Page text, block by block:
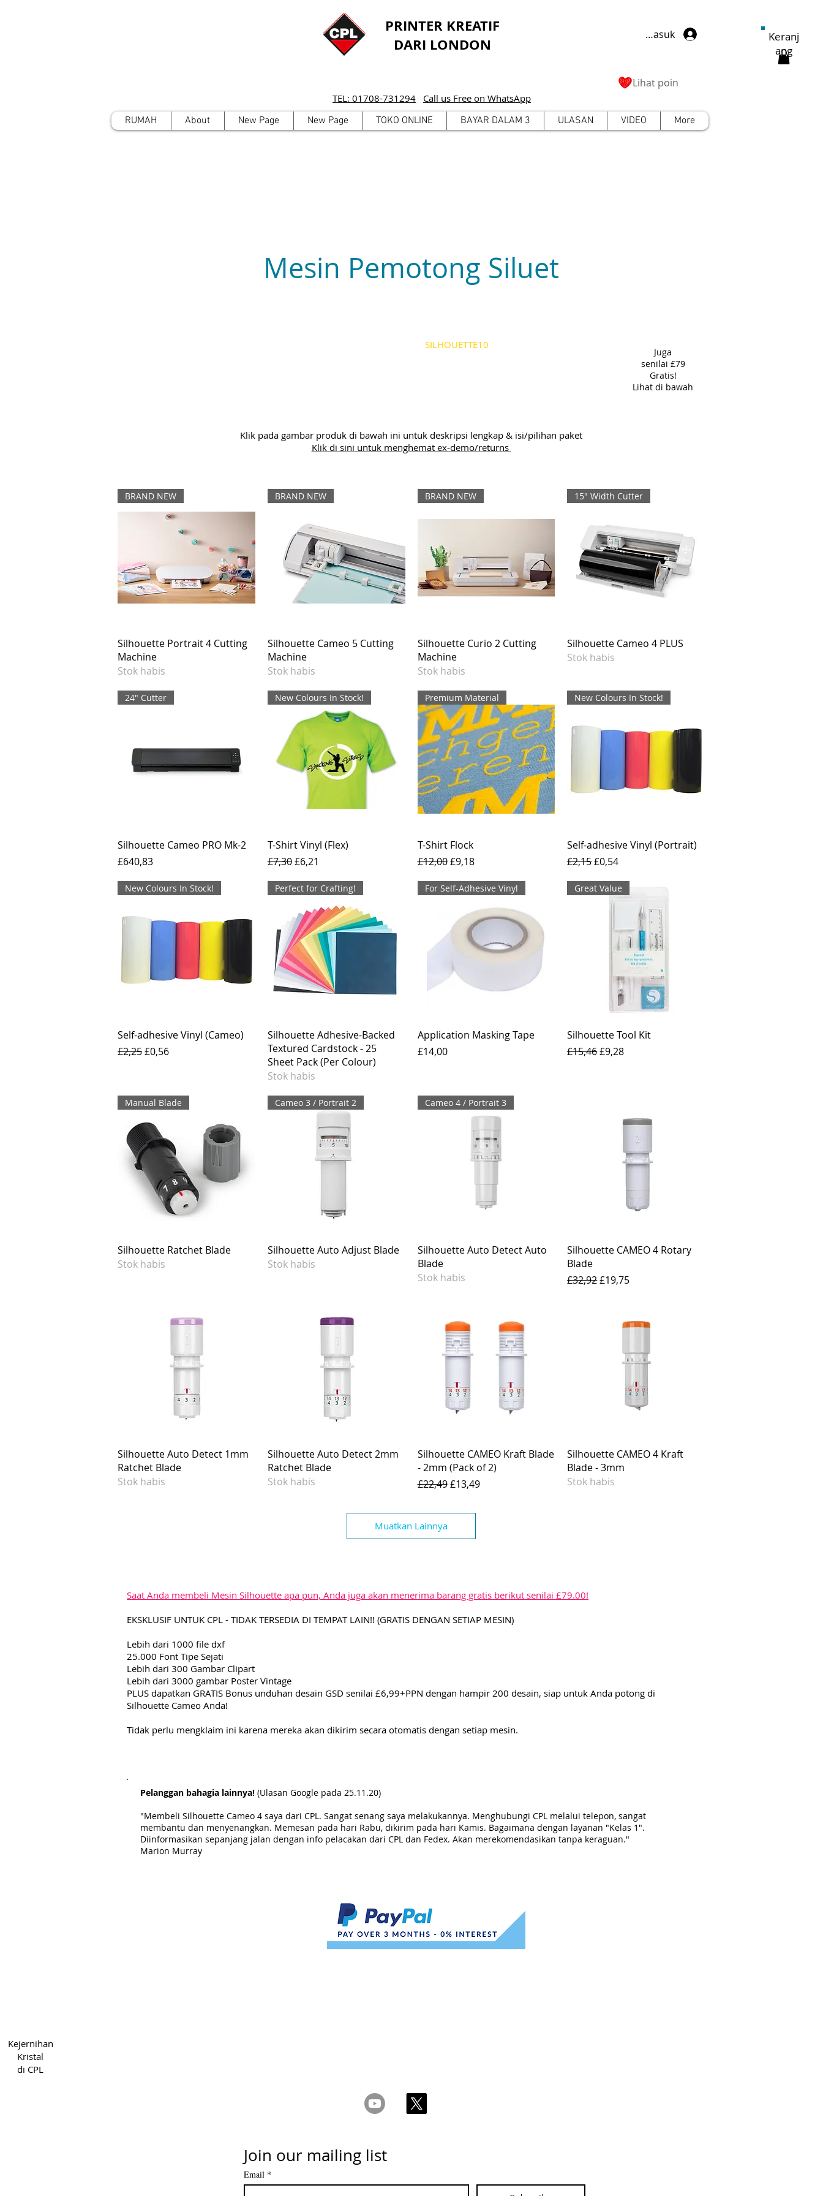
PRINTER KREATIF
DARI LONDON
TEL: 01708-731294 Call us Free on WhatsApp
Masuk
Lihat poin
RUMAH About New Page New Page TOKO ONLINE BAYAR DALAM 3 ULASAN VIDEO More
Keranj
ang
Mesin Pemotong Siluet
SILHOUETTE10
Juga
senilai £79
Gratis!
Lihat di bawah
Klik pada gambar produk di bawah ini untuk deskripsi lengkap & isi/pilihan paket
Klik di sini untuk menghemat ex-demo/returns
BRAND NEW
Silhouette Portrait 4 Cutting
Machine
Stok habis
BRAND NEW
Silhouette Cameo 5 Cutting
Machine
Stok habis
BRAND NEW
Silhouette Curio 2 Cutting
Machine
Stok habis
15" Width Cutter
Silhouette Cameo 4 PLUS
Stok habis
24" Cutter
Silhouette Cameo PRO Mk-2
Harga
£640,83
New Colours In Stock!
T-Shirt Vinyl (Flex)
Harga Reguler
£7,30Harga Promosi
£6,21
Premium Material
T-Shirt Flock
Harga Reguler
£12,00 Harga Promosi
£9,18
New Colours In Stock!
Self-adhesive Vinyl (Portrait)
Harga Reguler
£2,15Harga Promosi
£0,54
New Colours In Stock!
Self-adhesive Vinyl (Cameo)
Harga Reguler
£2,25Harga Promosi
£0,56
Perfect for Crafting!
Silhouette Adhesive-Backed
Textured Cardstock - 25
Sheet Pack (Per Colour)
Stok habis
For Self-Adhesive Vinyl
Application Masking Tape
Harga
£14,00
Great Value
Silhouette Tool Kit
Harga Reguler
£15,46Harga Promosi
£9,28
Manual Blade
Silhouette Ratchet Blade
Stok habis
Cameo 3 / Portrait 2
Silhouette Auto Adjust Blade
Stok habis
Cameo 4 / Portrait 3
Silhouette Auto Detect Auto
Blade
Stok habis
Silhouette CAMEO 4 Rotary
Blade
Harga Reguler
£32,92Harga Promosi
£19,75
Silhouette Auto Detect 1mm
Ratchet Blade
Stok habis
Silhouette Auto Detect 2mm
Ratchet Blade
Stok habis
Silhouette CAMEO Kraft Blade
- 2mm (Pack of 2)
Harga Reguler
£22,49 Harga Promosi
£13,49
Silhouette CAMEO 4 Kraft
Blade - 3mm
Stok habis
Muatkan Lainnya
Saat Anda membeli Mesin Silhouette apa pun, Anda juga akan menerima barang gratis berikut senilai £79.00!
EKSKLUSIF UNTUK CPL - TIDAK TERSEDIA DI TEMPAT LAIN!! (GRATIS DENGAN SETIAP MESIN)
Lebih dari 1000 file dxf
25.000 Font Tipe Sejati
Lebih dari 300 Gambar Clipart
Lebih dari 3000 gambar Poster Vintage
PLUS dapatkan GRATIS Bonus unduhan desain GSD senilai £6,99+PPN dengan hampir 200 desain, siap untuk Anda potong di
Silhouette Cameo Anda!
Tidak perlu mengklaim ini karena mereka akan dikirim secara otomatis dengan setiap mesin.
Pelanggan bahagia lainnya! (Ulasan Google pada 25.11.20)
"Membeli Silhouette Cameo 4 saya dari CPL. Sangat senang saya melakukannya. Menghubungi CPL melalui telepon, sangat
membantu dan menyenangkan. Memesan pada hari Rabu, dikirim pada hari Kamis. Bagaimana dengan layanan "Kelas 1".
Diinformasikan sepanjang jalan dengan info pelacakan dari CPL dan Fedex. Akan merekomendasikan tanpa keraguan."
Marion Murray
Kejernihan
Kristal
di CPL
Join our mailing list
Email *